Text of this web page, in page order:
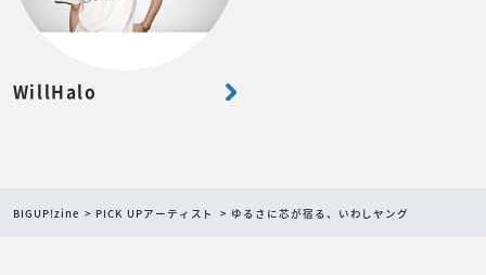
WillHalo
BIGUP!zine PICK UPアーティスト ゆるさに芯が宿る、いわしヤング